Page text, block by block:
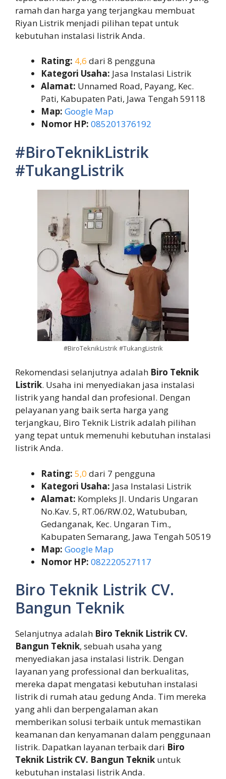
ramah dan harga yang terjangkau membuat
Riyan Listrik menjadi pilihan tepat untuk
kebutuhan instalasi listrik Anda.
Rating: 4,6 dari 8 pengguna
Kategori Usaha: Jasa Instalasi Listrik
Alamat: Unnamed Road, Payang, Kec.
Pati, Kabupaten Pati, Jawa Tengah 59118
Map: Google Map
Nomor HP: 085201376192
#BiroTeknikListrik
#TukangListrik
#BiroTeknikListrik #TukangListrik
Rekomendasi selanjutnya adalah Biro Teknik
Listrik. Usaha ini menyediakan jasa instalasi
listrik yang handal dan profesional. Dengan
pelayanan yang baik serta harga yang
terjangkau, Biro Teknik Listrik adalah pilihan
yang tepat untuk memenuhi kebutuhan instalasi
listrik Anda.
Rating: 5,0 dari 7 pengguna
Kategori Usaha: Jasa Instalasi Listrik
Alamat: Kompleks Jl. Undaris Ungaran
No.Kav. 5, RT.06/RW.02, Watububan,
Gedanganak, Kec. Ungaran Tim.,
Kabupaten Semarang, Jawa Tengah 50519
Map: Google Map
Nomor HP: 082220527117
Biro Teknik Listrik CV.
Bangun Teknik
Selanjutnya adalah Biro Teknik Listrik CV.
Bangun Teknik, sebuah usaha yang
menyediakan jasa instalasi listrik. Dengan
layanan yang professional dan berkualitas,
mereka dapat mengatasi kebutuhan instalasi
listrik di rumah atau gedung Anda. Tim mereka
yang ahli dan berpengalaman akan
memberikan solusi terbaik untuk memastikan
keamanan dan kenyamanan dalam penggunaan
listrik. Dapatkan layanan terbaik dari Biro
Teknik Listrik CV. Bangun Teknik untuk
kebutuhan instalasi listrik Anda.